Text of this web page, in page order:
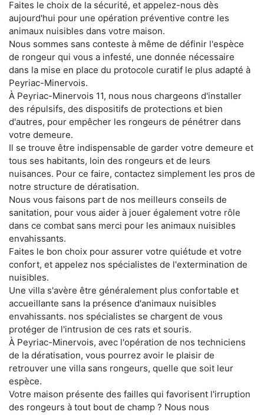
Faites le choix de la sécurité, et appelez-nous dès
aujourd'hui pour une opération préventive contre les
animaux nuisibles dans votre maison.
Nous sommes sans conteste à même de définir l'espèce
de rongeur qui vous a infesté, une donnée nécessaire
dans la mise en place du protocole curatif le plus adapté à
Peyriac-Minervois.
À Peyriac-Minervois 11, nous nous chargeons d'installer
des répulsifs, des dispositifs de protections et bien
d'autres, pour empêcher les rongeurs de pénétrer dans
votre demeure.
Il se trouve être indispensable de garder votre demeure et
tous ses habitants, loin des rongeurs et de leurs
nuisances. Pour ce faire, contactez simplement les pros de
notre structure de dératisation.
Nous vous faisons part de nos meilleurs conseils de
sanitation, pour vous aider à jouer également votre rôle
dans ce combat sans merci pour les animaux nuisibles
envahissants.
Faites le bon choix pour assurer votre quiétude et votre
confort, et appelez nos spécialistes de l'extermination de
nuisibles.
Une villa s'avère être généralement plus confortable et
accueillante sans la présence d'animaux nuisibles
envahissants. nos spécialistes se chargent de vous
protéger de l'intrusion de ces rats et souris.
À Peyriac-Minervois, avec l'opération de nos techniciens
de la dératisation, vous pourrez avoir le plaisir de
retrouver une villa sans rongeurs, quelle que soit leur
espèce.
Votre maison présente des failles qui favorisent l'irruption
des rongeurs à tout bout de champ ? Nous nous